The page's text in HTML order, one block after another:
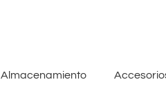
Almacenamiento